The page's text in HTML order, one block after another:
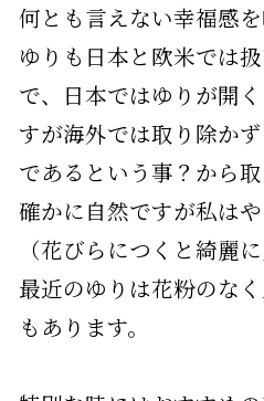
何とも言えない幸福感を
ゆりも日本と欧米では
で、日本ではゆりが開
すが海外では取り除か
であるという事？から取
確かに自然ですが私はや
（花びらにつくと綺麗
最近のゆりは花粉のな
もあります。